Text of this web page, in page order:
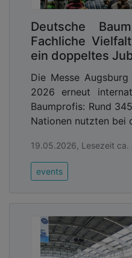
Deutsche
Fachliche
ein doppeltes
Die Messe
2026 erneut
Baumprofis: Rund
Nationen nutzten bei
19.05.2026, Lesezeit ca.
events